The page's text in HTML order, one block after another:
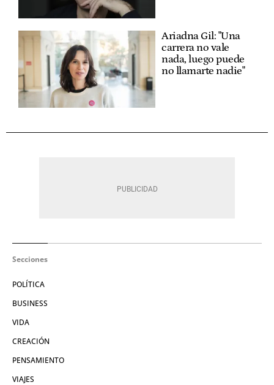
Ariadna Gil: "Una
carrera no vale
nada, luego puede
no llamarte nadie"
Secciones
POLÍTICA
BUSINESS
VIDA
CREACIÓN
PENSAMIENTO
VIAJES